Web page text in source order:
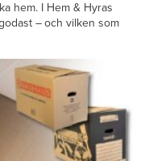
hem. I Hem & Hyras
– och vilken som